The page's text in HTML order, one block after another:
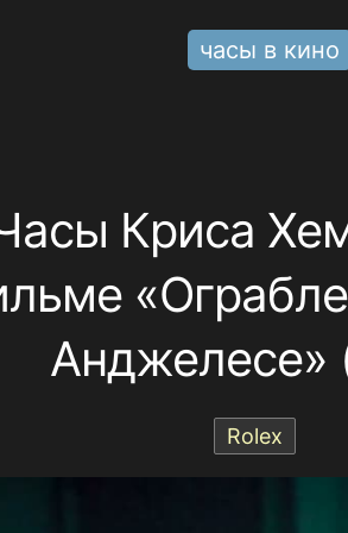
часы в кино
Криса
Анджелесе»
Rolex